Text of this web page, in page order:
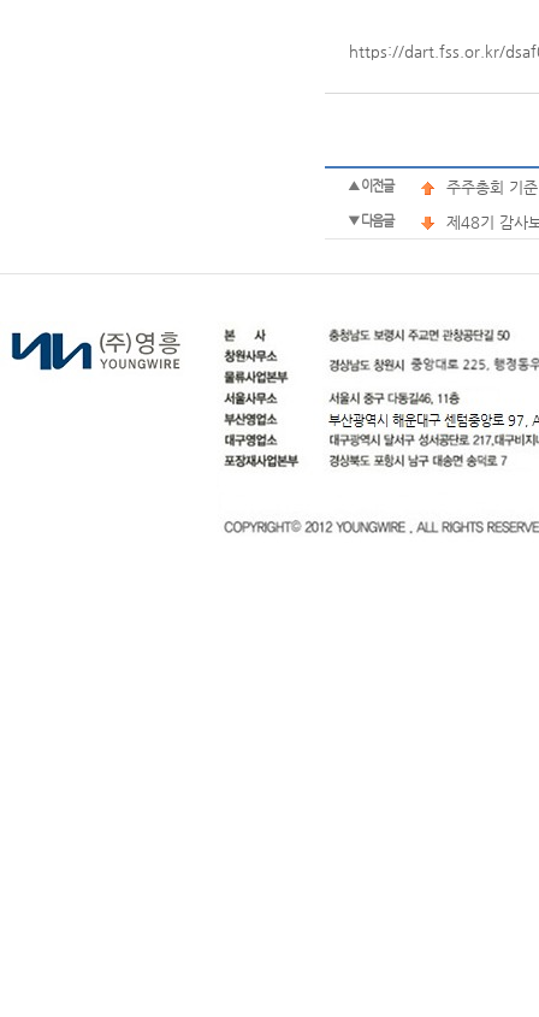
https://dart.fss.or.kr/
▲ 이전글 주주총회 기
▼ 다음글 제48기 감사